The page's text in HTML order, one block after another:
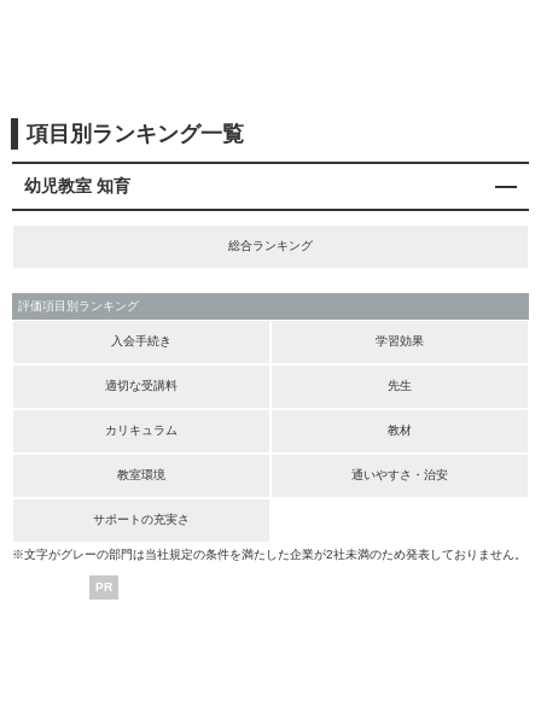
項目別ランキング一覧
幼児教室 知育
総合ランキング
評価項目別ランキング
入会手続き 学習効果
適切な受講料 先生
カリキュラム 教材
教室環境 通いやすさ・治安
サポートの充実さ
※文字がグレーの部門は当社規定の条件を満たした企業が2社未満のため発表しておりません。
PR